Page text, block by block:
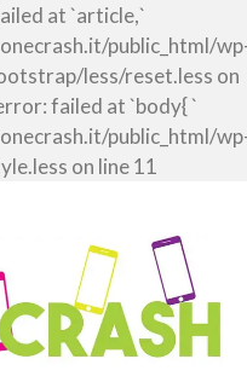
at `article,`
public_html/
less/reset.less on
failed at `body{ `
public_html/
on line 11